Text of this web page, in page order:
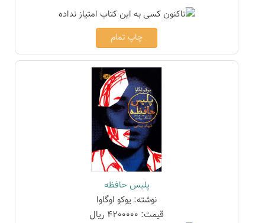
چاپ تمام
پلیس حافظه
نوشته: یوکو اوگاوا
قیمت: 4200000 ریال